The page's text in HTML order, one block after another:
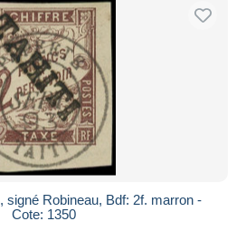
signé Robineau, Bdf: 2f. marron -
Cote: 1350